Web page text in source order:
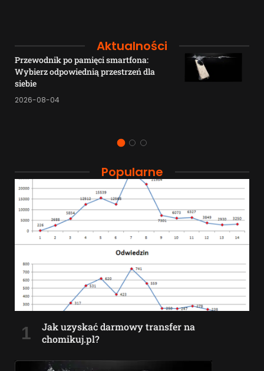
Aktualności
Przewodnik po pamięci smartfona:
Wybierz odpowiednią przestrzeń dla
siebie
2026-08-04
Popularne
Jak uzyskać darmowy transfer na
chomikuj.pl?